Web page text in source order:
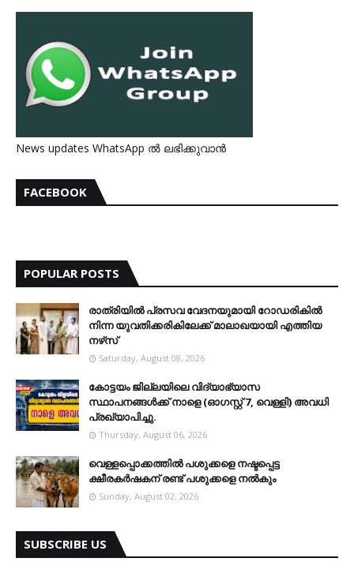
News updates WhatsApp ൽ ലഭിക്കുവാൻ
FACEBOOK
POPULAR POSTS
രാത്രിയില്‍ പ്രസവ വേദനയുമായി റോഡരികില്‍
നിന്ന യുവതിക്കരികിലേക്ക് മാലാഖയായി എത്തിയ
നഴ്‌സ്
Saturday, August 08, 2026
കോട്ടയം ജില്ലയിലെ വിദ്യാഭ്യാസ
സ്ഥാപനങ്ങള്‍ക്ക് നാളെ (ഓഗസ്റ്റ് 7, വെള്ളി) അവധി
പ്രഖ്യാപിച്ചു.
Thursday, August 06, 2026
വെള്ളപ്പൊക്കത്തില്‍ പശുക്കളെ നഷ്ടപ്പെട്ട
ക്ഷീരകര്‍ഷകന് രണ്ട് പശുക്കളെ നല്‍കും
Sunday, August 02, 2026
SUBSCRIBE US